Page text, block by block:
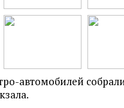
автомобилей